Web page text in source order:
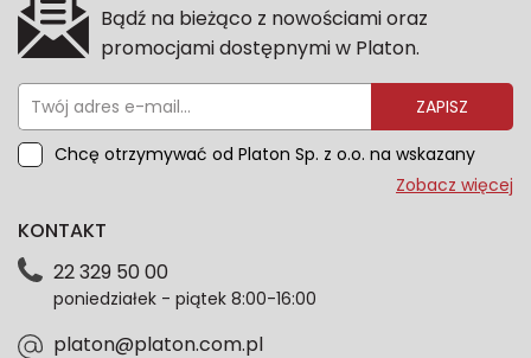
Bądź na bieżąco z nowościami oraz
promocjami dostępnymi w Platon.
ZAPISZ
Chcę otrzymywać od Platon Sp. z o.o. na wskazany
przeze mnie adres e-mail informacje marketingowe
dotyczące danych osobowych znajdziesz w naszej
każdym czasie. Wycofanie zgody nie wpłynie na
zgodność z prawem przetwarzania dokonanego przed
Zobacz więcej
KONTAKT
22 329 50 00
poniedziałek - piątek 8:00-16:00
platon@platon.com.pl